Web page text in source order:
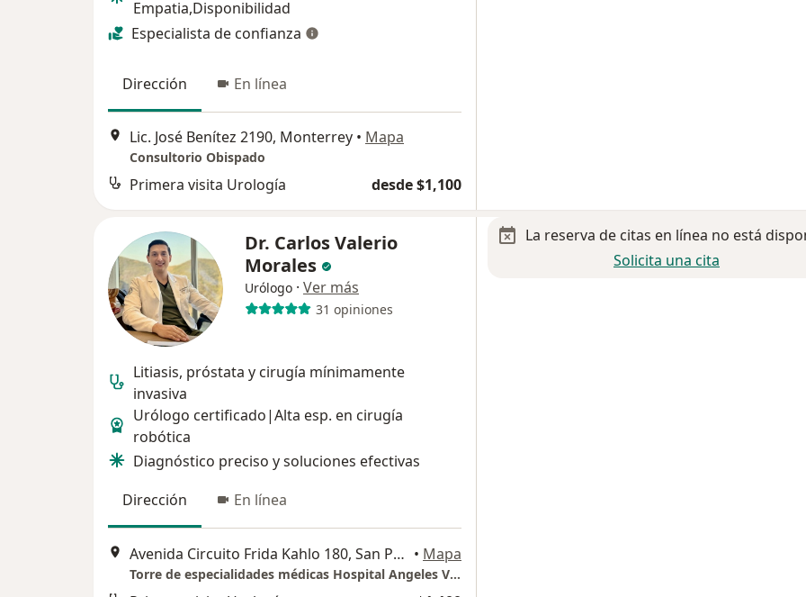
Empatia,Disponibilidad
Especialista de confianza
Dirección En línea
Lic. José Benítez 2190, Monterrey • Mapa
Consultorio Obispado
Primera visita Urología desde $1,100
Dr. Carlos Valerio
Morales
Urólogo · Ver más
31 opiniones
Litiasis, próstata y cirugía mínimamente
invasiva
Urólogo certificado|Alta esp. en cirugía
robótica
Diagnóstico preciso y soluciones efectivas
Dirección
En línea
Avenida Circuito Frida Kahlo 180, San Pedro Garza Garcia • Mapa
Torre de especialidades médicas Hospital Angeles Valle Oriente
La reserva de citas en línea no está
Solicita una cita